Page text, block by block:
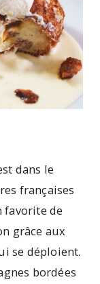
dans le
françaises
favorite de
grâce aux
se déploient.
bordées